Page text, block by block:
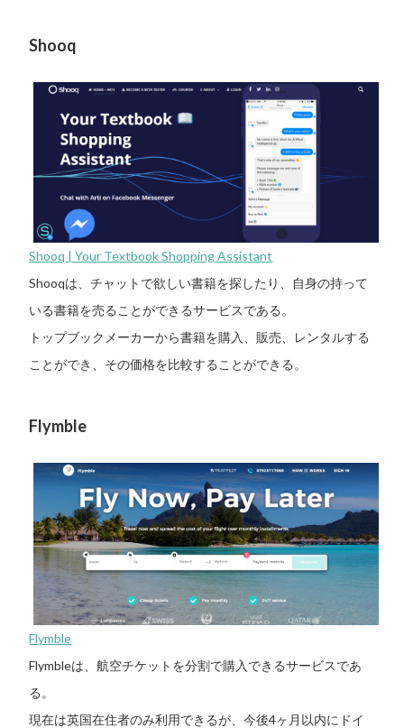
Shooq
Shooq | Your Textbook Shopping Assistant
Shooqは、チャットで欲しい書籍を探したり、自身の持って
いる書籍を売ることができるサービスである。
トップブックメーカーから書籍を購入、販売、レンタルする
ことができ、その価格を比較することができる。
Flymble
Flymble
Flymbleは、航空チケットを分割で購入できるサービスであ
る。
現在は英国在住者のみ利用できるが、今後4ヶ月以内にドイ